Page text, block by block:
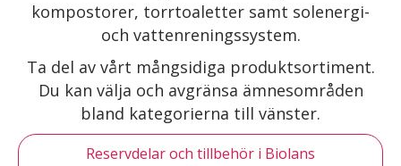
kompostorer, torrtoaletter samt solenergi-
och vattenreningssystem.
Ta del av vårt mångsidiga produktsortiment.
Du kan välja och avgränsa ämnesområden
bland kategorierna till vänster.
Reservdelar och tillbehör i Biolans